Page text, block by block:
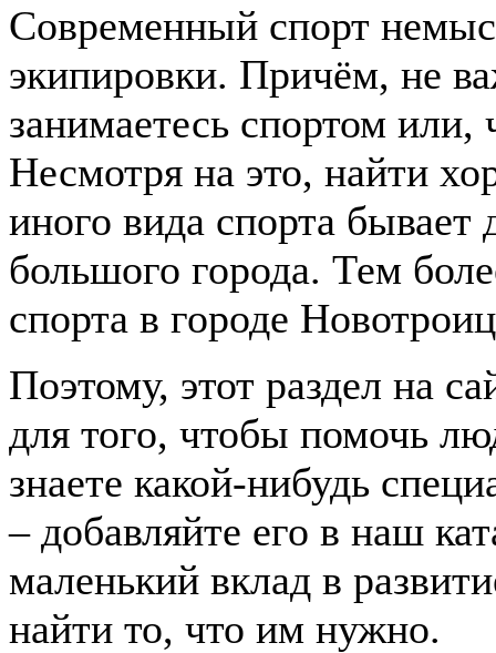
Современный спорт
экипировки. Причём, не
занимаетесь спортом или,
Несмотря на это, найти
иного вида спорта
большого города. Тем
спорта в городе
Поэтому, этот раздел на
для того, чтобы помочь
знаете какой-нибудь
– добавляйте его в наш
маленький вклад в
найти то, что им нужно.